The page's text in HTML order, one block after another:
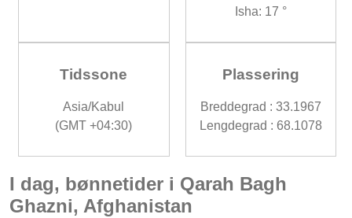
Isha: 17 °
Tidssone
Asia/Kabul
(GMT +04:30)
Plassering
Breddegrad : 33.1967
Lengdegrad : 68.1078
I dag, bønnetider i Qarah Bagh
Ghazni, Afghanistan